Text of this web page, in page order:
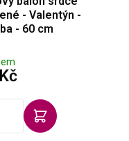
- Valentýn -
- 60 cm
s DPH